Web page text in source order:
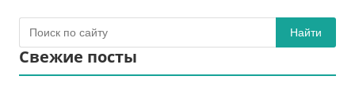
Найти
Свежие посты